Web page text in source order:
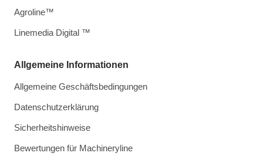
Allgemeine Informationen
Allgemeine Geschäftsbedingungen
Datenschutzerklärung
Sicherheitshinweise
Bewertungen für Machineryline
Agroline™
Linemedia Digital ™